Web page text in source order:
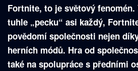
Fortnite, to je světový
tuhle „pecku“ asi každý,
povědomí společnosti nejen
herních módů. Hra od
také na spolupráce s předními